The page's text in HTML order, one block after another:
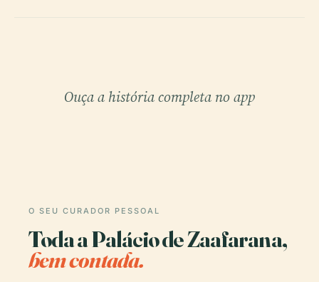
Ouça a história completa no app
O SEU CURADOR PESSOAL
Toda a Palácio de Zaafarana,
bem contada.